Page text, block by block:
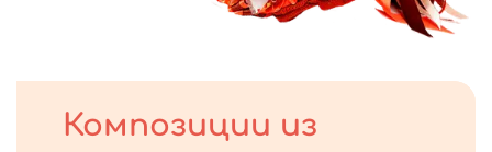
Композиции из